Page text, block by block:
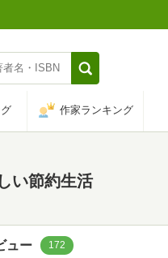
作家ランキング
い節約生活
ュー 172